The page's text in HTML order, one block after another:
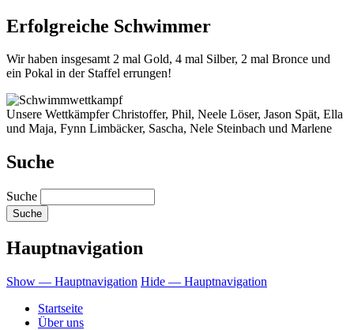
Erfolgreiche Schwimmer
Wir haben insgesamt 2 mal Gold, 4 mal Silber, 2 mal Bronce und
ein Pokal in der Staffel errungen!
Unsere Wettkämpfer Christoffer, Phil, Neele Löser, Jason Spät, Ella
und Maja, Fynn Limbäcker, Sascha, Nele Steinbach und Marlene
Suche
Suche
Hauptnavigation
Show — Hauptnavigation Hide — Hauptnavigation
Startseite
Über uns